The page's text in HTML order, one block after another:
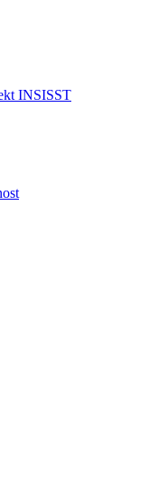
INSISST